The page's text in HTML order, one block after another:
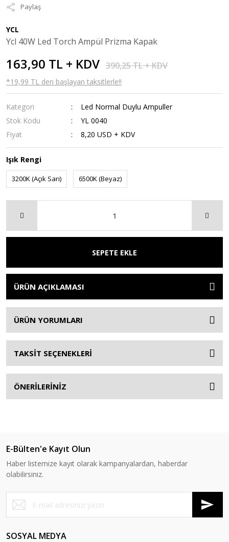
Paylaş
YCL
Ycl 40W Led Torch Ampül Prizma Kapak
163,90 TL + KDV 390,25 TL + KDV
*19,99 TL den başlayan taksitlerle!!
Kategori
Led Normal Duylu Ampuller
Stok Kodu
YL 0040
Fiyat
8,20 USD + KDV
Işık Rengi
3200K (Açık Sarı) 6500K (Beyaz)
SEPETE EKLE
ÜRÜN AÇIKLAMASI
ÜRÜN YORUMLARI
TAKSİT SEÇENEKLERİ
ÖNERİLERİNİZ
E-Bülten'e Kayıt Olun
Haber listemize kayıt olarak kampanyalardan, haberdar
olabilirsiniz.
SOSYAL MEDYA